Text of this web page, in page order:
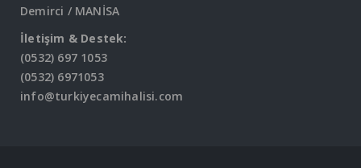
Demirci / MANİSA
İletişim & Destek:
(0532) 697 1053
(0532) 6971053
info@turkiyecamihalisi.com